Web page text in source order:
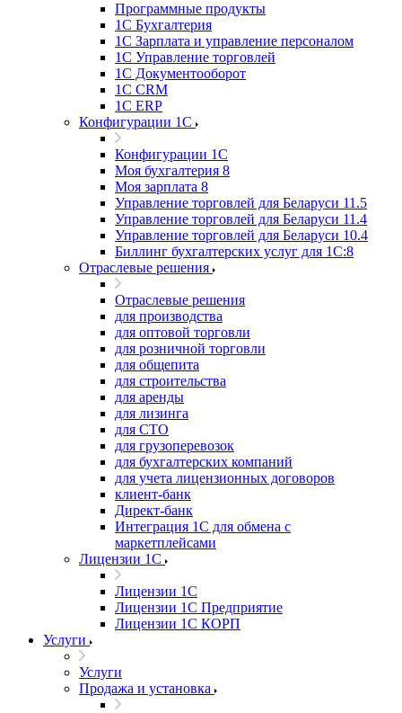
Программные продукты
1С Бухгалтерия
1С Зарплата и управление персоналом
1С Управление торговлей
1С Документооборот
1С CRM
1С ERP
Конфигурации 1С
Конфигурации 1С
Моя бухгалтерия 8
Моя зарплата 8
Управление торговлей для Беларуси 11.5
Управление торговлей для Беларуси 11.4
Управление торговлей для Беларуси 10.4
Биллинг бухгалтерских услуг для 1С:8
Отраслевые решения
Отраслевые решения
для производства
для оптовой торговли
для розничной торговли
для общепита
для строительства
для аренды
для лизинга
для СТО
для грузоперевозок
для бухгалтерских компаний
для учета лицензионных договоров
клиент-банк
Директ-банк
Интеграция 1C для обмена с
маркетплейсами
Лицензии 1С
Лицензии 1С
Лицензии 1С Предприятие
Лицензии 1С КОРП
Услуги
Услуги
Продажа и установка